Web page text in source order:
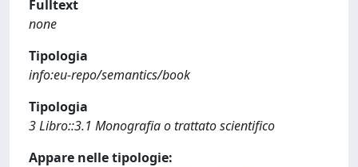
Fulltext
none
Tipologia
info:eu-repo/semantics/book
Tipologia
3 Libro::3.1 Monografia o trattato scientifico
Appare nelle tipologie: